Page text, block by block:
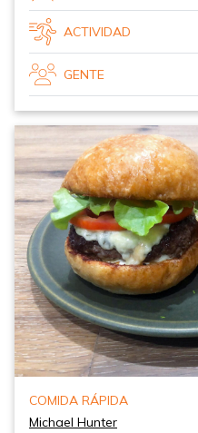
ACTIVIDAD
GENTE
COMIDA RÁPIDA
Michael Hunter